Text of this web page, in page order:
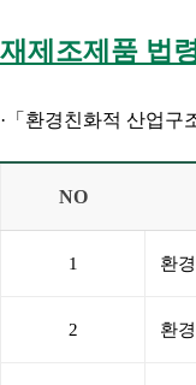
재제조제품 법
·「환경친화적 산업구
NO
1 환
2 환